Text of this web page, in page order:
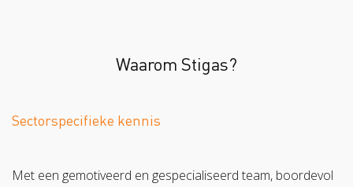
Waarom Stigas?
Sectorspecifieke kennis
Met een gemotiveerd en gespecialiseerd team, boordevol